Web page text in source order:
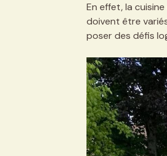
En effet, la
doivent être
poser des défis